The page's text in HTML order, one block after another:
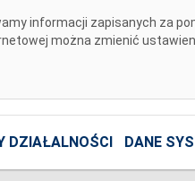
informacji zapisanych za
można zmienić
DZIAŁALNOŚCI DANE